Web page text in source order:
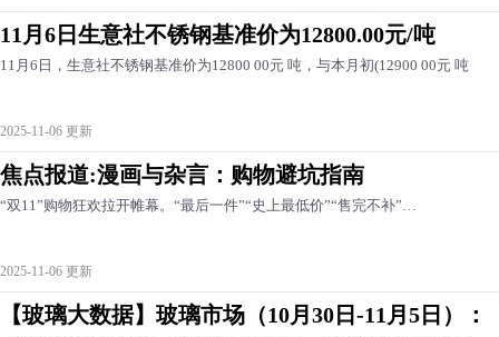
11月6日生意社不锈钢基准价为12800.00元/吨
11月6日，生意社不锈钢基准价为12800 00元 吨，与本月初(12900 00元 吨
2025-11-06 更新
焦点报道:漫画与杂言：购物避坑指南
“双11”购物狂欢拉开帷幕。“最后一件”“史上最低价”“售完不补”…
2025-11-06 更新
【玻璃大数据】玻璃市场（10月30日-11月5日）：